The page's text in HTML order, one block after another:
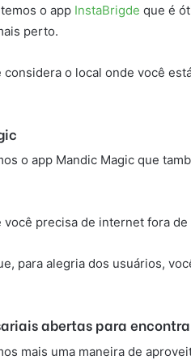
o app InstaBrigde que é
perto.
considera o local onde você
o app Mandic Magic que
você precisa de internet fora
para alegria dos usuários,
abertas para
mais uma maneira de